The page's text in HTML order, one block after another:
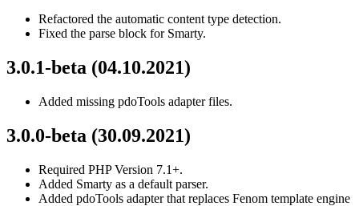
Refactored the automatic content type detection.
Fixed the parse block for Smarty.
3.0.1-beta (04.10.2021)
Added missing pdoTools adapter files.
3.0.0-beta (30.09.2021)
Required PHP Version 7.1+.
Added Smarty as a default parser.
Added pdoTools adapter that replaces Fenom template engine